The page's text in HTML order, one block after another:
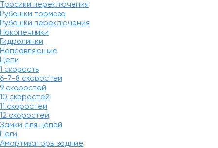
Тросики переключения
Рубашки тормоза
Рубашки переключения
Наконечники
Гидролинии
Направляющие
Цепи
1 скорость
6-7-8 скоростей
9 скоростей
10 скоростей
11 скоростей
12 скоростей
Замки для цепей
Пеги
Амортизаторы задние